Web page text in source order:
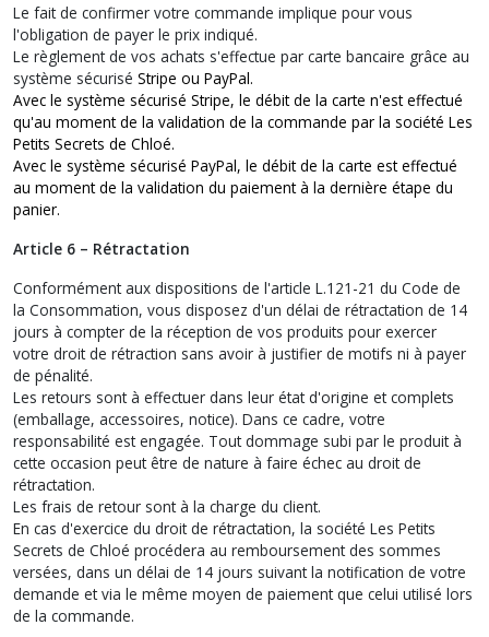
Le fait de confirmer votre commande implique pour vous
l'obligation de payer le prix indiqué.
Le règlement de vos achats s'effectue par carte bancaire grâce au
système sécurisé Stripe ou PayPal.
Avec le système sécurisé Stripe, le débit de la carte n'est effectué
qu'au moment de la validation de la commande par la société Les
Petits Secrets de Chloé.
Avec le système sécurisé PayPal, le débit de la carte est effectué
au moment de la validation du paiement à la dernière étape du
panier.
Article 6 – Rétractation
Conformément aux dispositions de l'article L.121-21 du Code de
la Consommation, vous disposez d'un délai de rétractation de 14
jours à compter de la réception de vos produits pour exercer
votre droit de rétraction sans avoir à justifier de motifs ni à payer
de pénalité.
Les retours sont à effectuer dans leur état d'origine et complets
(emballage, accessoires, notice). Dans ce cadre, votre
responsabilité est engagée. Tout dommage subi par le produit à
cette occasion peut être de nature à faire échec au droit de
rétractation.
Les frais de retour sont à la charge du client.
En cas d'exercice du droit de rétractation, la société Les Petits
Secrets de Chloé procédera au remboursement des sommes
versées, dans un délai de 14 jours suivant la notification de votre
demande et via le même moyen de paiement que celui utilisé lors
de la commande.